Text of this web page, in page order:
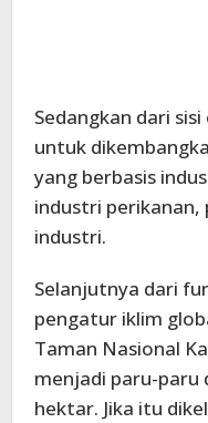
Sedangkan dari
untuk
yang berbasis
industri perikanan,
industri.
Selanjutnya dari
pengatur iklim
Taman Nasional
menjadi paru-paru
hektar. Jika itu